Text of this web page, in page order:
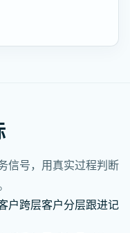
信号，用真实过程判断
户跨层客户分层跟进记